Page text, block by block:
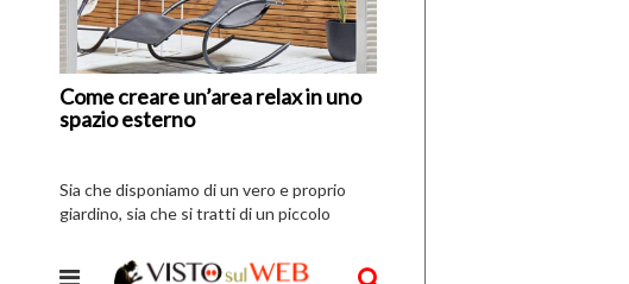
Come creare un’area relax in uno
spazio esterno
Vespri
Sia che disponiamo di un vero e proprio
giardino, sia che si tratti di un piccolo